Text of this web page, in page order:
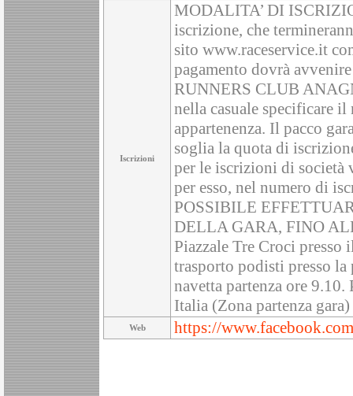
Iscrizioni
MODALITA’ DI
iscrizione, che
sito www.raceservice.it
pagamento dovrà
RUNNERS CLUB
nella casuale specificare
appartenenza. Il pacco
soglia la quota di
per le iscrizioni di società
per esso, nel numero di
POSSIBILE
DELLA GARA, FINO
Piazzale Tre Croci
trasporto podisti presso
navetta partenza ore
Italia (Zona partenza gara)
Web https://